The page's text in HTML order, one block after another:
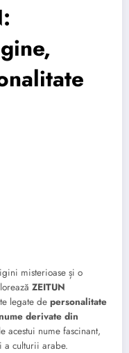
misterioase și o
ZEITUN
legate de personalitate
derivate din
acestui nume fascinant,
a culturii arabe.